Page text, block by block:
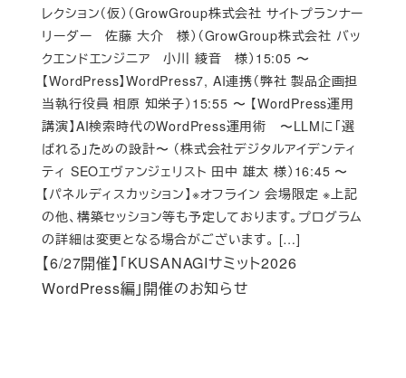
【6/27開催】「KUSANAGIサミット2026
WordPress編」開催のお知らせ
レクション（仮）（GrowGroup株式会社 サイトプランナー
リーダー 佐藤 大介 様）（GrowGroup株式会社 バッ
クエンドエンジニア 小川 綾音 様）15:05 〜
【WordPress】WordPress7, AI連携（弊社 製品企画担
当執行役員 相原 知栄子）15:55 〜 【WordPress運用
講演】AI検索時代のWordPress運用術 〜LLMに「選
ばれる」ための設計〜 （株式会社デジタルアイデンティ
ティ SEOエヴァンジェリスト 田中 雄太 様）16:45 〜
【パネルディスカッション】※オフライン 会場限定 ※上記
の他、構築セッション等も予定しております。プログラム
の詳細は変更となる場合がございます。 […]